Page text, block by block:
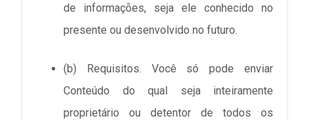
de informações, seja ele conhecido no
presente ou desenvolvido no futuro.
(b) Requisitos. Você só pode enviar
Conteúdo do qual seja inteiramente
proprietário ou detentor de todos os